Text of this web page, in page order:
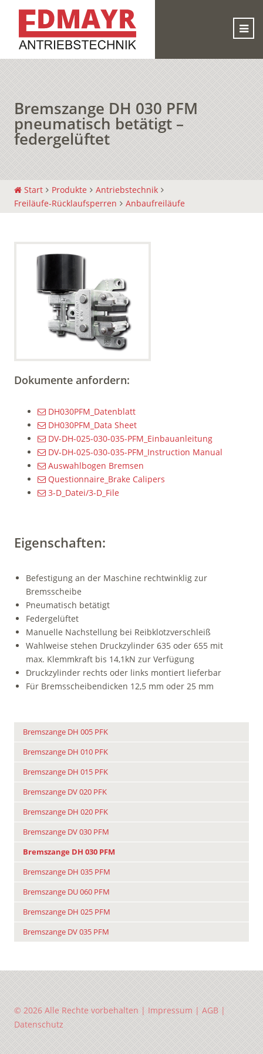
Bremszange DH 030 PFM
pneumatisch betätigt –
federgelüftet
Start Produkte
Antriebstechnik
Freiläufe-Rücklaufsperren
Anbaufreiläufe
Dokumente anfordern:
DH030PFM_Datenblatt
DH030PFM_Data Sheet
DV-DH-025-030-035-PFM_Einbauanleitung
DV-DH-025-030-035-PFM_Instruction Manual
Auswahlbogen Bremsen
Questionnaire_Brake Calipers
3-D_Datei/3-D_File
Eigenschaften:
Befestigung an der Maschine rechtwinklig zur
Bremsscheibe
Pneumatisch betätigt
Federgelüftet
Manuelle Nachstellung bei Reibklotzverschleiß
Wahlweise stehen Druckzylinder 635 oder 655 mit
max. Klemmkraft bis 14,1kN zur Verfügung
Druckzylinder rechts oder links montiert lieferbar
Für Bremsscheibendicken 12,5 mm oder 25 mm
Bremszange DH 005 PFK
Bremszange DH 010 PFK
Bremszange DH 015 PFK
Bremszange DV 020 PFK
Bremszange DH 020 PFK
Bremszange DV 030 PFM
Bremszange DH 030 PFM
Bremszange DH 035 PFM
Bremszange DU 060 PFM
Bremszange DH 025 PFM
Bremszange DV 035 PFM
© 2026 Alle Rechte vorbehalten | Impressum | AGB |
Datenschutz